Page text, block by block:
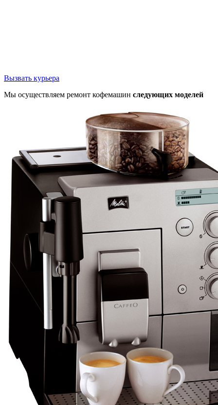
Вызвать курьера
Мы осуществляем ремонт кофемашин следующих моделей